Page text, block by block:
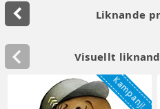
Liknande
navigate_before
Visuellt
Kampanj!